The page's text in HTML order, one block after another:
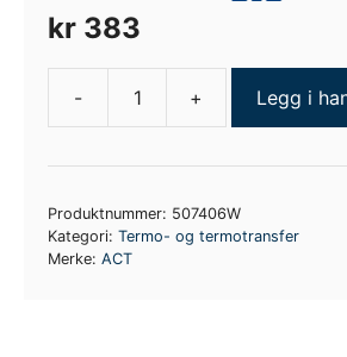
kr 383
-
Palleetikett
Termo
+ Legg i
Produktnummer: 507406W
Kategori: Termo- og termotransfer
Merke: ACT